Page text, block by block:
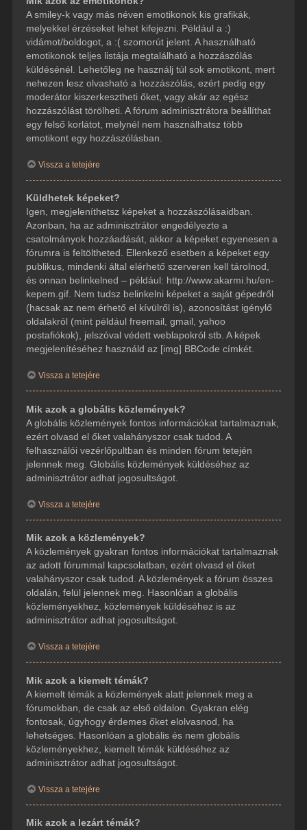
A smiley-k vagy más néven emotikonok kis grafikák,
melyekkel érzéseket lehet kifejezni. Például a :)
vidámot/boldogot, a :( szomorút jelent. A használható
emotikonok teljes listája megtalálható a hozzászólás
küldésénél. Lehetőleg ne használj túl sok emotikont, mert
nehezen lesz olvasható a hozzászólás, ezért pedig egy
moderátor kiszerkesztheti őket, vagy akár az egész
hozzászólást törölheti. A fórum adminisztrátora beállíthat
egy felső korlátot, melynél nem használhatsz több
emotikont egy hozzászólásban.
Vissza a tetejére
Küldhetek képeket?
Igen, megjeleníthetsz képeket a hozzászólásaidban.
Azonban, ha az adminisztrátor engedélyezte a
csatolmányok hozzáadását, akkor a képeket egyenesen a
fórumra is feltöltheted. Ellenkező esetben a képeket egy
publikus, mindenki által elérhető szerveren kell tárolnod,
és onnan belinkelned – például: http://www.akarmi.hu/en-
kepem.gif. Nem tudsz belinkelni képeket a saját gépedről
(hacsak az nem érhető el kívülről is), azonosítást igénylő
oldalakról (mint például freemail, gmail, yahoo
postafiókok), jelszóval védett weblapokról stb. A képek
megjelenítéséhez használd az [img] BBCode címkét.
Vissza a tetejére
Mik azok a globális közlemények?
A globális közlemények fontos információkat tartalmaznak,
ezért olvasd el őket valahányszor csak tudod. A
felhasználói vezérlőpultban és minden fórum tetején
jelennek meg. Globális közlemények küldéséhez az
adminisztrátor adhat jogosultságot.
Vissza a tetejére
Mik azok a közlemények?
A közlemények gyakran fontos információkat tartalmaznak
az adott fórummal kapcsolatban, ezért olvasd el őket
valahányszor csak tudod. A közlemények a fórum összes
oldalán, felül jelennek meg. Hasonlóan a globális
közleményekhez, közlemények küldéséhez is az
adminisztrátor adhat jogosultságot.
Vissza a tetejére
Mik azok a kiemelt témák?
A kiemelt témák a közlemények alatt jelennek meg a
fórumokban, de csak az első oldalon. Gyakran elég
fontosak, úgyhogy érdemes őket elolvasnod, ha
lehetséges. Hasonlóan a globális és nem globális
közleményekhez, kiemelt témák küldéséhez az
adminisztrátor adhat jogosultságot.
Vissza a tetejére
Mik azok a lezárt témák?